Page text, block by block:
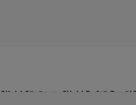
Click! Sănătate Click! Poftă Bună!